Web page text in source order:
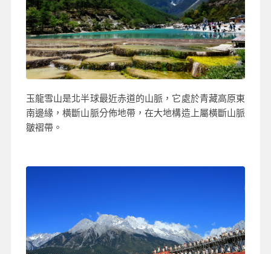
玉龍雪山是北半球最近赤道的山脈，它處於青藏高原東
南邊緣，橫斷山脈分佈地帶，在大地構造上屬橫斷山脈
皺褶帶。